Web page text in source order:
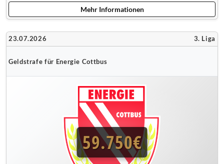
Mehr Informationen
23.07.2026 3. Liga
Geldstrafe für Energie Cottbus
59.750€